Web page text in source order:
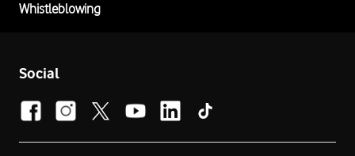
Whistleblowing
Social